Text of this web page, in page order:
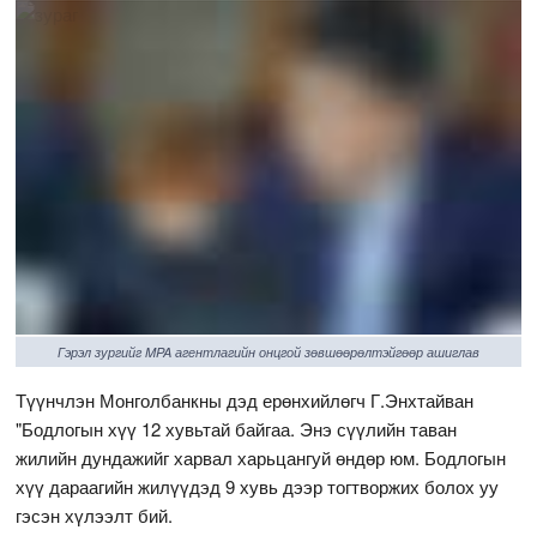
Гэрэл зургийг MPA агентлагийн онцгой зөвшөөрөлтэйгөөр ашиглав
Түүнчлэн Монголбанкны дэд ерөнхийлөгч Г.Энхтайван
"Бодлогын хүү 12 хувьтай байгаа. Энэ сүүлийн таван
жилийн дундажийг харвал харьцангуй өндөр юм. Бодлогын
хүү дараагийн жилүүдэд 9 хувь дээр тогтворжих болох уу
гэсэн хүлээлт бий.